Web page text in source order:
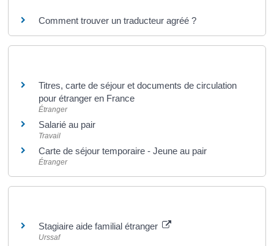
Comment trouver un traducteur agréé ?
Titres, carte de séjour et documents de circulation
pour étranger en France
Étranger
Salarié au pair
Travail
Carte de séjour temporaire - Jeune au pair
Étranger
Stagiaire aide familial étranger
Urssaf